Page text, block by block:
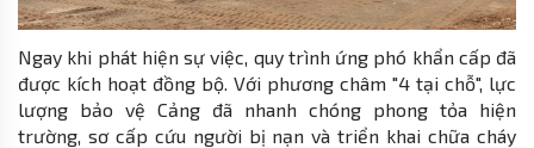
Ngay khi phát hiện sự việc, quy trình ứng phó khẩn cấp đã
được kích hoạt đồng bộ. Với phương châm "4 tại chỗ", lực
lượng bảo vệ Cảng đã nhanh chóng phong tỏa hiện
trường, sơ cấp cứu người bị nạn và triển khai chữa cháy